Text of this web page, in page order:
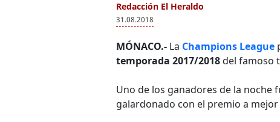
Redacción El Heraldo
31.08.2018
MÓNACO.- La Champions League
temporada 2017/2018del famoso
Uno de los ganadores de la noche
galardonado con el premio a mejor